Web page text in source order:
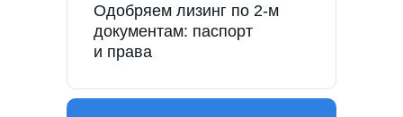
Одобряем лизинг по 2-м
документам: паспорт
и права